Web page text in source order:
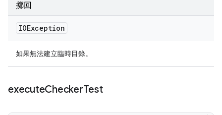
擲回
IOException
如果無法建立臨時目錄。
executeCheckerTest